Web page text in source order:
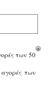
των 50
των